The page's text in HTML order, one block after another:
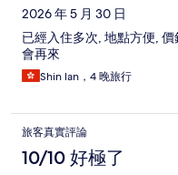
2026 年 5 月 30 日
已經入住多次, 地點方便,
會再來
Shin lan，4 晚旅行
旅客真實評論
10/10 好極了